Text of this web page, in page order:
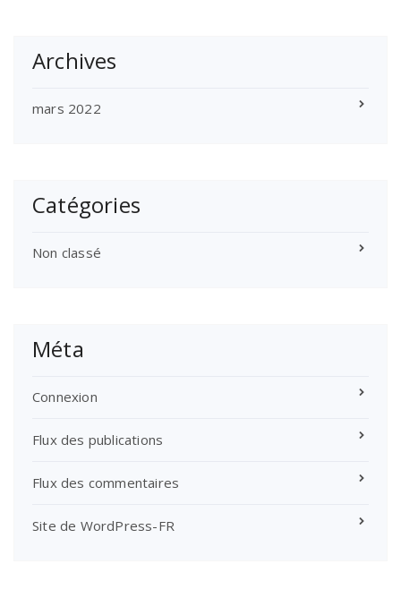
Archives
mars 2022
Catégories
Non classé
Méta
Connexion
Flux des publications
Flux des commentaires
Site de WordPress-FR